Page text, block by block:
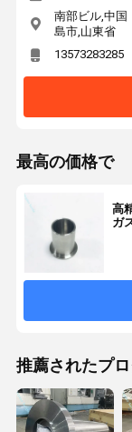
南部ビル,中国
島市,山東省
13573283285
最高の価格で
高
ガ
推薦されたプ